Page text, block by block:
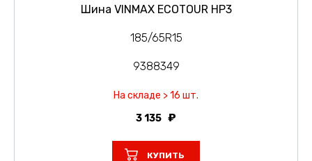
Шина VINMAX ECOTOUR HP3
185/65R15
9388349
На складе > 16 шт.
3 135
КУПИТЬ